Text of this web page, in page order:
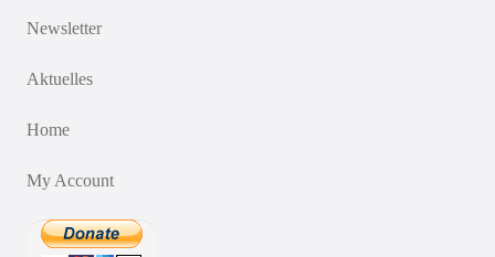
Newsletter
Aktuelles
Home
My Account